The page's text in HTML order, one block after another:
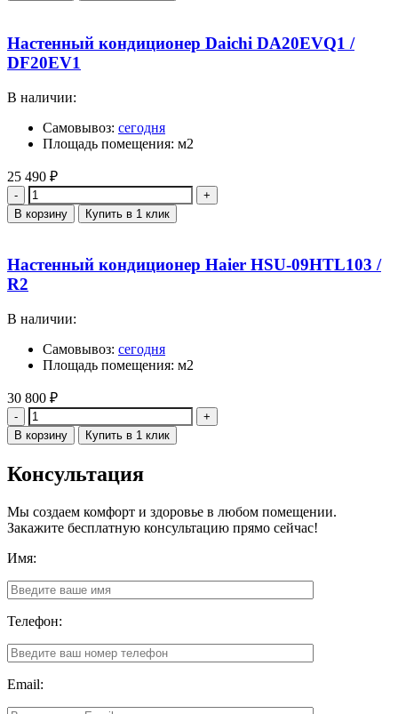
Настенный кондиционер Daichi DA20EVQ1 /
DF20EV1
В наличии:
Самовывоз: сегодня
Площадь помещения: м2
25 490 ₽
Количество
В корзину Купить в 1 клик
Настенный кондиционер Haier HSU-09HTL103 /
R2
В наличии:
Самовывоз: сегодня
Площадь помещения: м2
30 800 ₽
Количество
В корзину Купить в 1 клик
Консультация
Мы создаем комфорт и здоровье в любом помещении.
Закажите бесплатную консультацию прямо сейчас!
Имя:
Телефон:
Email: